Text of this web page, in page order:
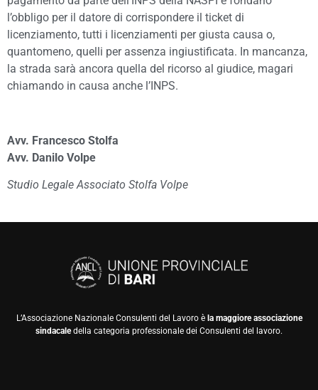
l’obbligo per il datore di corrispondere il ticket di
licenziamento, tutti i licenziamenti per giusta causa o,
quantomeno, quelli per assenza ingiustificata. In mancanza,
la strada sarà ancora quella del ricorso al giudice, magari
chiamando in causa anche l’INPS.
Avv. Francesco Stolfa
Avv. Danilo Volpe
Studio Legale Associato Stolfa Volpe
L’Associazione Nazionale Consulenti del Lavoro èla maggiore associazione
sindacaledella categoria professionale dei Consulenti del lavoro.